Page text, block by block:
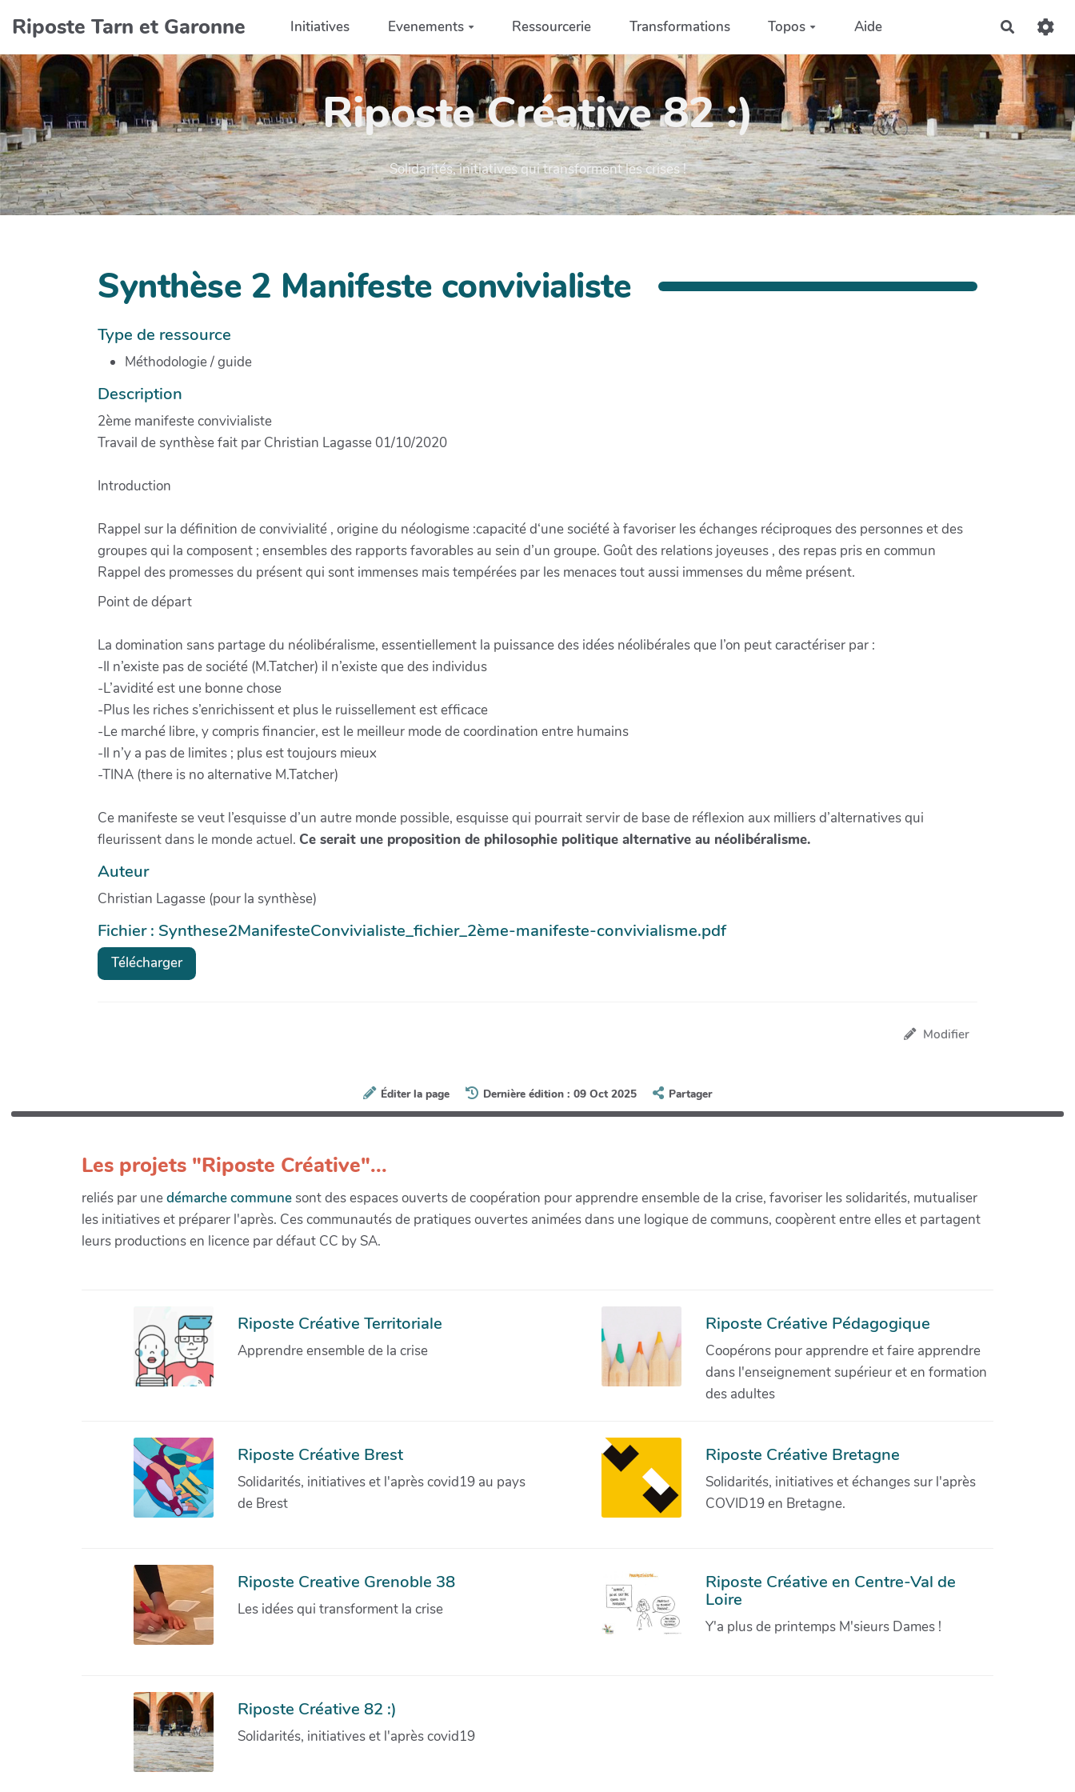
Aller au contenu principal
Riposte Tarn et Garonne Initiatives Evenements Ressourcerie Transformations Topos Aide
Riposte Créative 82 :)
Solidarités, initiatives qui transforment les crises !
Synthèse 2 Manifeste convivialiste
Type de ressource
Méthodologie / guide
Description
2ème manifeste convivialiste
Travail de synthèse fait par Christian Lagasse 01/10/2020
Introduction
Rappel sur la définition de convivialité , origine du néologisme :capacité d‘une société à favoriser les échanges réciproques des personnes et des
groupes qui la composent ; ensembles des rapports favorables au sein d’un groupe. Goût des relations joyeuses , des repas pris en commun
Rappel des promesses du présent qui sont immenses mais tempérées par les menaces tout aussi immenses du même présent.
Point de départ
La domination sans partage du néolibéralisme, essentiellement la puissance des idées néolibérales que l’on peut caractériser par :
-Il n’existe pas de société (M.Tatcher) il n’existe que des individus
-L’avidité est une bonne chose
-Plus les riches s’enrichissent et plus le ruissellement est efficace
-Le marché libre, y compris financier, est le meilleur mode de coordination entre humains
-Il n’y a pas de limites ; plus est toujours mieux
-TINA (there is no alternative M.Tatcher)
Ce manifeste se veut l’esquisse d’un autre monde possible, esquisse qui pourrait servir de base de réflexion aux milliers d’alternatives qui
fleurissent dans le monde actuel. Ce serait une proposition de philosophie politique alternative au néolibéralisme.
Auteur
Christian Lagasse (pour la synthèse)
Fichier : Synthese2ManifesteConvivialiste_fichier_2ème-manifeste-convivialisme.pdf
Télécharger
Modifier
Éditer la page Dernière édition : 09 Oct 2025 Partager